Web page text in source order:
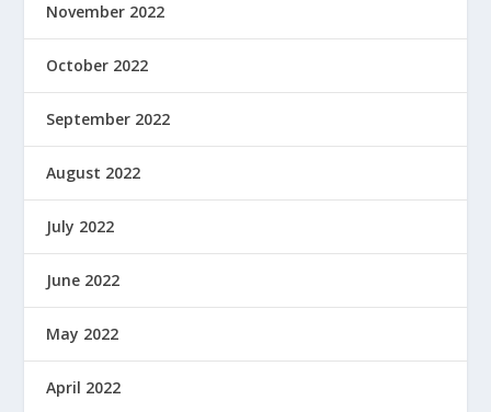
November 2022
October 2022
September 2022
August 2022
July 2022
June 2022
May 2022
April 2022